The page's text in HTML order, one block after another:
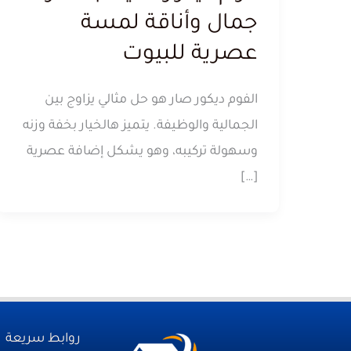
جمال وأناقة لمسة
عصرية للبيوت
الفوم ديكور صار هو حل مثالي يزاوج بين
الجمالية والوظيفة. يتميز هالخيار بخفة وزنه
وسهولة تركيبه، وهو يشكل إضافة عصرية
[…]
روابط سريعة